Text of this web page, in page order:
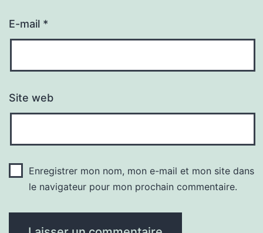
E-mail *
Site web
Enregistrer mon nom, mon e-mail et mon site dans
le navigateur pour mon prochain commentaire.